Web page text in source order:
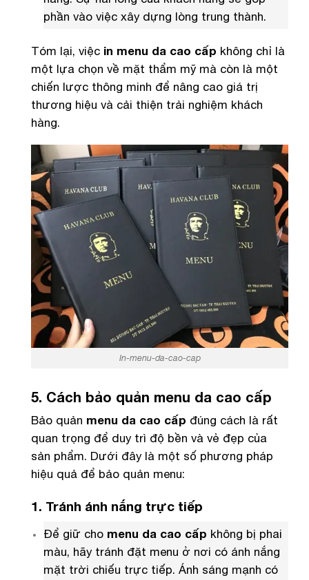
phần vào việc xây dựng lòng trung thành.
Tóm lại, việc in menu da cao cấp không chỉ là
một lựa chọn về mặt thẩm mỹ mà còn là một
chiến lược thông minh để nâng cao giá trị
thương hiệu và cải thiện trải nghiệm khách
hàng.
In-menu-da-cao-cap
5. Cách bảo quản menu da cao cấp
Bảo quản menu da cao cấp đúng cách là rất
quan trọng để duy trì độ bền và vẻ đẹp của
sản phẩm. Dưới đây là một số phương pháp
hiệu quả để bảo quản menu:
1. Tránh ánh nắng trực tiếp
Để giữ cho menu da cao cấp không bị phai
màu, hãy tránh đặt menu ở nơi có ánh nắng
mặt trời chiếu trực tiếp. Ánh sáng mạnh có